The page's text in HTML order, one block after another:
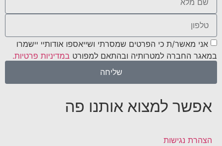
אני מאשר/ת כי הפרטים שמסרתי ושייאספו אודותיי יישמרו
במאגר החברה למטרותיה ובהתאם למפורט במדיניות פרטיות.
שליחה
אפשר למצוא אותנו פה
הצהרת נגישות